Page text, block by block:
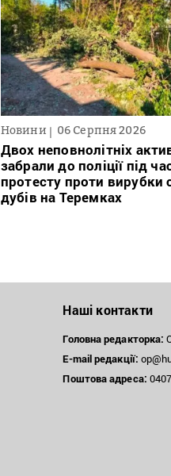
Новини 06 Серпня 2026
Двох неповнолітніх
забрали до поліції під
протесту проти вирубки
дубів на Теремках
Наші контакти
Головна редакторка:
E-mail редакції:
Поштоваадреса: